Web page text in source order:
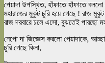
পেয়াদা উপস্থিত, হাঁফাতে হাঁফাতে
মহারাজের মুকুট চুরি হয়ে গেছে ! রাজ
রাজ দরবারে চলে এসো, বুঝতেই পারছো
নেপো দা জিজ্ঞেস করলো পেয়াদাকে,
চুরি গেছে কিনা,